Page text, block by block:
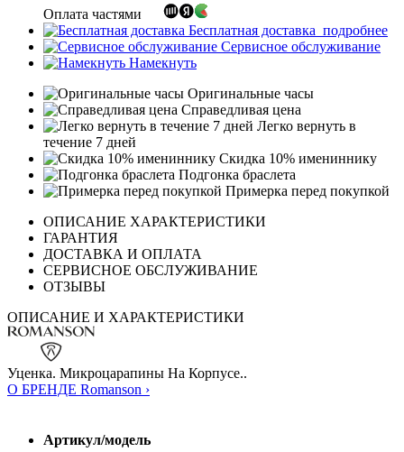
Оплата частями
Бесплатная доставка подробнее
Сервисное обслуживание
Намекнуть
Оригинальные часы
Справедливая цена
Легко вернуть в
течение 7 дней
Скидка 10% имениннику
Подгонка браслета
Примерка перед покупкой
ОПИСАНИЕ ХАРАКТЕРИСТИКИ
ГАРАНТИЯ
ДОСТАВКА И ОПЛАТА
СЕРВИСНОЕ ОБСЛУЖИВАНИЕ
ОТЗЫВЫ
ОПИСАНИЕ И ХАРАКТЕРИСТИКИ
Уценка. Микроцарапины На Корпусе..
О БРЕНДЕ Romanson ›
Артикул/модель